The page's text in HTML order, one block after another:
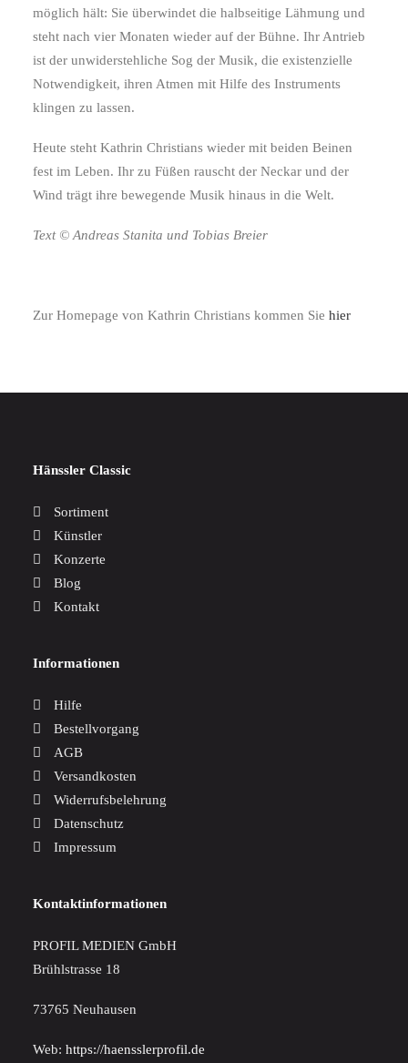
möglich hält: Sie überwindet die halbseitige Lähmung und
steht nach vier Monaten wieder auf der Bühne. Ihr Antrieb
ist der unwiderstehliche Sog der Musik, die existenzielle
Notwendigkeit, ihren Atmen mit Hilfe des Instruments
klingen zu lassen.
Heute steht Kathrin Christians wieder mit beiden Beinen
fest im Leben. Ihr zu Füßen rauscht der Neckar und der
Wind trägt ihre bewegende Musik hinaus in die Welt.
Text © Andreas Stanita und Tobias Breier
Zur Homepage von Kathrin Christians kommen Sie hier
Hänssler Classic
Sortiment
Künstler
Konzerte
Blog
Kontakt
Informationen
Hilfe
Bestellvorgang
AGB
Versandkosten
Widerrufsbelehrung
Datenschutz
Impressum
Kontaktinformationen
PROFIL MEDIEN GmbH
Brühlstrasse 18
73765 Neuhausen
Web: https://haensslerprofil.de